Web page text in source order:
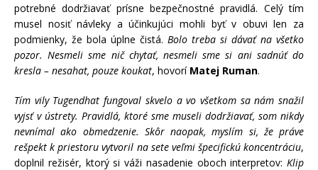
potrebné dodržiavať prísne bezpečnostné pravidlá. Celý tím
musel nosiť návleky a účinkujúci mohli byť v obuvi len za
podmienky, že bola úplne čistá. Bolo treba si dávať na všetko
pozor. Nesmeli sme nič chytať, nesmeli sme si ani sadnúť do
kresla – nesahat, pouze koukat, hovorí Matej Ruman.
Tím vily Tugendhat fungoval skvelo a vo všetkom sa nám snažil
vyjsť v ústrety. Pravidlá, ktoré sme museli dodržiavať, som nikdy
nevnímal ako obmedzenie. Skôr naopak, myslím si, že práve
rešpekt k priestoru vytvoril na sete veľmi špecifickú koncentráciu,
doplnil režisér, ktorý si váži nasadenie oboch interpretov: Klip